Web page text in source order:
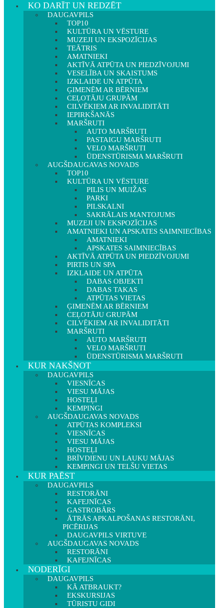
KO DARĪT UN REDZĒT
DAUGAVPILS
TOP10
KULTŪRA UN VĒSTURE
MUZEJI UN EKSPOZĪCIJAS
TEĀTRIS
AMATNIEKI
AKTĪVĀ ATPŪTA UN PIEDZĪVOJUMI
VESELĪBA UN SKAISTUMS
IZKLAIDE UN ATPŪTA
ĢIMENĒM AR BĒRNIEM
CEĻOTĀJU GRUPĀM
CILVĒKIEM AR INVALIDITĀTI
IEPIRKŠANĀS
MARŠRUTI
AUTO MARŠRUTI
PASTAIGU MARŠRUTI
VELO MARŠRUTI
ŪDENSTŪRISMA MARŠRUTI
AUGŠDAUGAVAS NOVADS
TOP10
KULTŪRA UN VĒSTURE
PILIS UN MUIŽAS
PARKI
PILSKALNI
SAKRĀLAIS MANTOJUMS
MUZEJI UN EKSPOZĪCIJAS
AMATNIEKI UN APSKATES SAIMNIECĪBAS
AMATNIEKI
APSKATES SAIMNIECĪBAS
AKTĪVĀ ATPŪTA UN PIEDZĪVOJUMI
PIRTIS UN SPA
IZKLAIDE UN ATPŪTA
DABAS OBJEKTI
DABAS TAKAS
ATPŪTAS VIETAS
ĢIMENĒM AR BĒRNIEM
CEĻOTĀJU GRUPĀM
CILVĒKIEM AR INVALIDITĀTI
MARŠRUTI
AUTO MARŠRUTI
VELO MARŠRUTI
ŪDENSTŪRISMA MARŠRUTI
KUR NAKŠŅOT
DAUGAVPILS
VIESNĪCAS
VIESU MĀJAS
HOSTEĻI
KEMPINGI
AUGŠDAUGAVAS NOVADS
ATPŪTAS KOMPLEKSI
VIESNĪCAS
VIESU MĀJAS
HOSTEĻI
BRĪVDIENU UN LAUKU MĀJAS
KEMPINGI UN TELŠU VIETAS
KUR PAĒST
DAUGAVPILS
RESTORĀNI
KAFEJNĪCAS
GASTROBĀRS
ĀTRĀS APKALPOŠANAS RESTORĀNI,
PICĒRIJAS
DAUGAVPILS VIRTUVE
AUGŠDAUGAVAS NOVADS
RESTORĀNI
KAFEJNĪCAS
NODERĪGI
DAUGAVPILS
KĀ ATBRAUKT?
EKSKURSIJAS
TŪRISTU GIDI